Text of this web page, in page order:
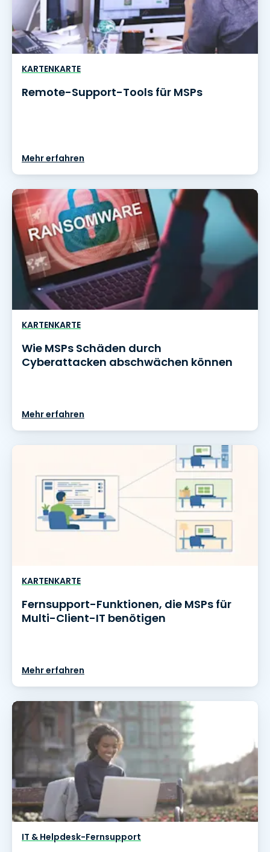
KARTENKARTE
Remote-Support-Tools für MSPs
Mehr erfahren
KARTENKARTE
Wie MSPs Schäden durch
Cyberattacken abschwächen können
Mehr erfahren
KARTENKARTE
Fernsupport-Funktionen, die MSPs für
Multi-Client-IT benötigen
Mehr erfahren
IT & Helpdesk-Fernsupport